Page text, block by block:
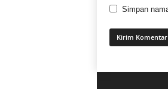
Simpan